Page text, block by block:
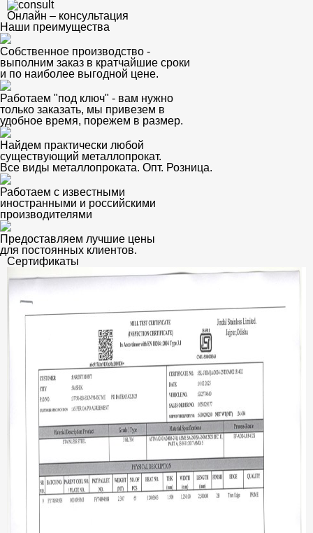
Онлайн – консультация
Наши преимущества
Собственное производство -
выполним заказ в кратчайшие сроки
и по наиболее выгодной цене.
Работаем "под ключ" - вам нужно
только заказать, мы привезем в
удобное время, порежем в размер.
Найдем практически любой
существующий металлопрокат.
Все виды металлопроката. Опт. Розница.
Работаем с известными
иностранными и российскими
производителями
Предоставляем лучшие цены
для постоянных клиентов.
Сертификаты